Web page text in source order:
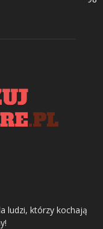
ludzi, którzy kochają